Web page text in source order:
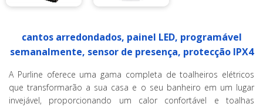
cantos arredondados, painel LED, programável
semanalmente, sensor de presença, protecção IPX4
A Purline oferece uma gama completa de toalheiros elétricos
que transformarão a sua casa e o seu banheiro em um lugar
invejável, proporcionando um calor confortável e toalhas